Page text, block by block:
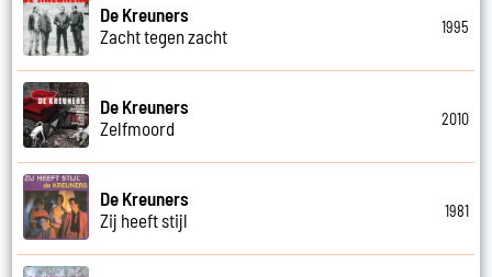
De Kreuners
Zacht tegen zacht
1995
De Kreuners
Zelfmoord
2010
De Kreuners
Zij heeft stijl
1981